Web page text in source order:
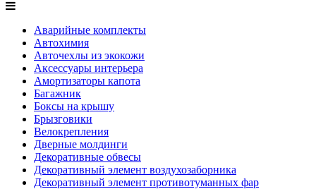
Аварийные комплекты
Автохимия
Авточехлы из экокожи
Аксессуары интерьера
Амортизаторы капота
Багажник
Боксы на крышу
Брызговики
Велокрепления
Дверные молдинги
Декоративные обвесы
Декоративный элемент воздухозаборника
Декоративный элемент противотуманных фар